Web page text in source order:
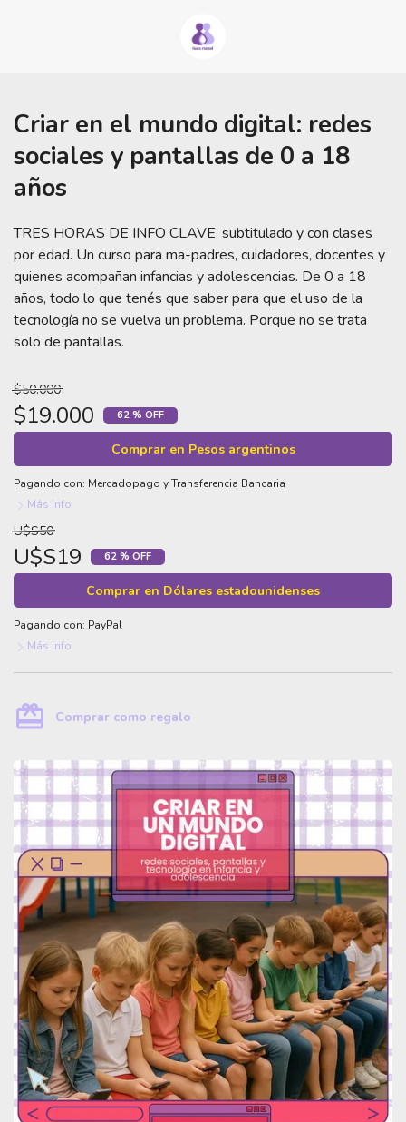
Criar en el mundo digital: redes
sociales y pantallas de 0 a 18
años
TRES HORAS DE INFO CLAVE, subtitulado y con clases
por edad. Un curso para ma-padres, cuidadores, docentes y
quienes acompañan infancias y adolescencias. De 0 a 18
años, todo lo que tenés que saber para que el uso de la
tecnología no se vuelva un problema. Porque no se trata
solo de pantallas.
$50.000
$19.000 62 % OFF
Comprar en Pesos argentinos
Pagando con: Mercadopago yTransferencia Bancaria
Más info
U$S50
U$S19 62 % OFF
Comprar en Dólares estadounidenses
Pagando con: PayPal
Más info
card_giftcard Comprar como regalo